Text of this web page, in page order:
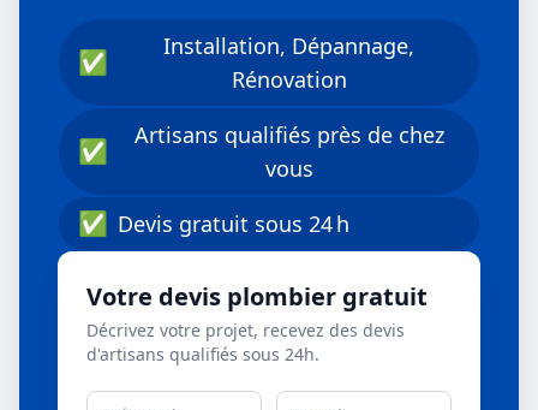
✅
Installation, Dépannage,
Rénovation
✅
Artisans qualifiés près de chez
vous
✅ Devis gratuit sous 24 h
Votre devis plombier gratuit
Décrivez votre projet, recevez des devis
d'artisans qualifiés sous 24h.